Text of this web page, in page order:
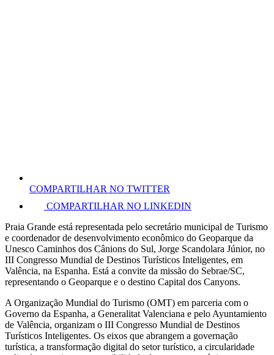
COMPARTILHAR NO TWITTER
COMPARTILHAR NO LINKEDIN
Praia Grande está representada pelo secretário municipal de Turismo
e coordenador de desenvolvimento econômico do Geoparque da
Unesco Caminhos dos Cânions do Sul, Jorge Scandolara Júnior, no
III Congresso Mundial de Destinos Turísticos Inteligentes, em
Valência, na Espanha. Está a convite da missão do Sebrae/SC,
representando o Geoparque e o destino Capital dos Canyons.
A Organização Mundial do Turismo (OMT) em parceria com o
Governo da Espanha, a Generalitat Valenciana e pelo Ayuntamiento
de Valência, organizam o III Congresso Mundial de Destinos
Turísticos Inteligentes. Os eixos que abrangem a governação
turística, a transformação digital do setor turístico, a circularidade